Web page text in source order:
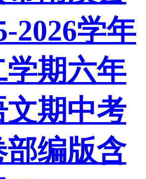
2026学年
学期六年
文期中考
部编版含